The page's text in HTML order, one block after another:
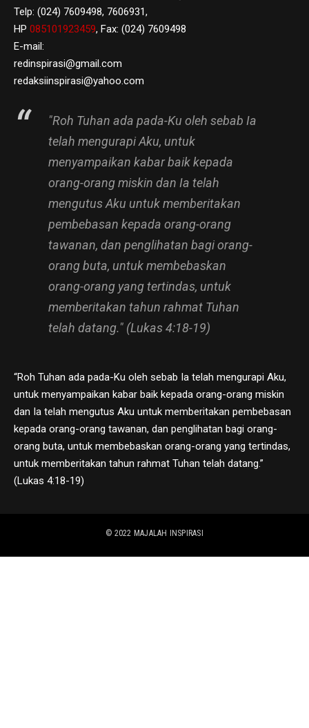
Telp: (024) 7609498, 7606931,
HP 085101923459, Fax: (024) 7609498
E-mail:
redinspirasi@gmail.com
redaksiinspirasi@yahoo.com
"Roh Tuhan ada pada-Ku oleh sebab Ia
telah mengurapi Aku, untuk
menyampaikan kabar baik kepada
orang-orang miskin dan Ia telah
mengutus Aku untuk memberitakan
pembebasan kepada orang-orang
tawanan, dan penglihatan bagi orang-
orang buta, untuk membebaskan
orang-orang yang tertindas, untuk
memberitakan tahun rahmat Tuhan
telah datang." (Lukas 4:18-19)
“Roh Tuhan ada pada-Ku oleh sebab Ia telah mengurapi Aku,
untuk menyampaikan kabar baik kepada orang-orang miskin
dan Ia telah mengutus Aku untuk memberitakan pembebasan
kepada orang-orang tawanan, dan penglihatan bagi orang-
orang buta, untuk membebaskan orang-orang yang tertindas,
untuk memberitakan tahun rahmat Tuhan telah datang.”
(Lukas 4:18-19)
© 2022 MAJALAH INSPIRASI